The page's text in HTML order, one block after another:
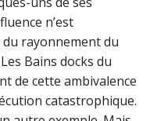
n’est
du rayonnement du
Bains docks du
de cette ambivalence
catastrophique.